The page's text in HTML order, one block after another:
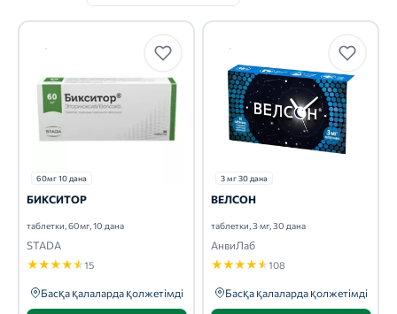
60мг 10 дана
БИКСИТОР
таблетки, 60мг, 10 дана
STADA
★★★★★15
Басқа қалаларда қолжетімді
3 мг 30 дана
ВЕЛСОН
таблетки, 3 мг, 30 дана
АнвиЛаб
★★★★★108
Басқа қалаларда қолжетімді